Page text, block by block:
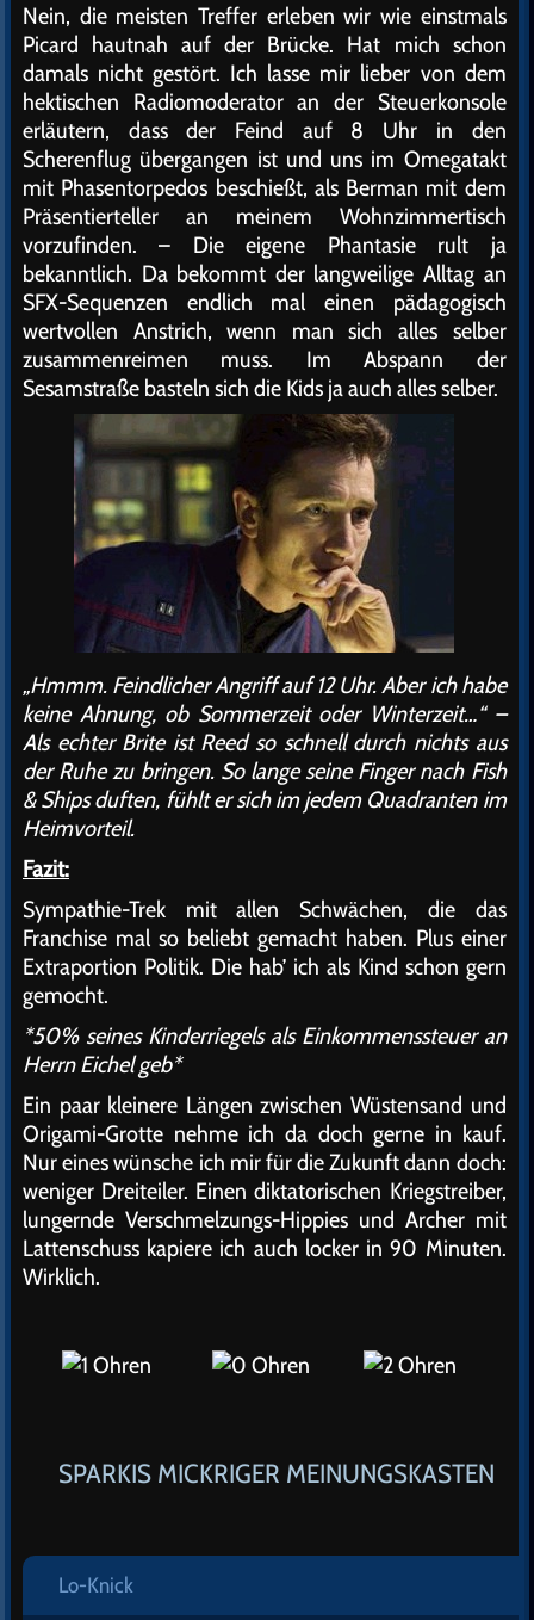
Nein, die meisten Treffer erleben wir wie einstmals
Picard hautnah auf der Brücke. Hat mich schon
damals nicht gestört. Ich lasse mir lieber von dem
hektischen Radiomoderator an der Steuerkonsole
erläutern, dass der Feind auf 8 Uhr in den
Scherenflug übergangen ist und uns im Omegatakt
mit Phasentorpedos beschießt, als Berman mit dem
Präsentierteller an meinem Wohnzimmertisch
vorzufinden. – Die eigene Phantasie rult ja
bekanntlich. Da bekommt der langweilige Alltag an
SFX-Sequenzen endlich mal einen pädagogisch
wertvollen Anstrich, wenn man sich alles selber
zusammenreimen muss. Im Abspann der
Sesamstraße basteln sich die Kids ja auch alles selber.
„Hmmm. Feindlicher Angriff auf 12 Uhr. Aber ich habe
keine Ahnung, ob Sommerzeit oder Winterzeit…“ –
Als echter Brite ist Reed so schnell durch nichts aus
der Ruhe zu bringen. So lange seine Finger nach Fish
& Ships duften, fühlt er sich im jedem Quadranten im
Heimvorteil.
Fazit:
Sympathie-Trek mit allen Schwächen, die das
Franchise mal so beliebt gemacht haben. Plus einer
Extraportion Politik. Die hab’ ich als Kind schon gern
gemocht.
*50% seines Kinderriegels als Einkommenssteuer an
Herrn Eichel geb*
Ein paar kleinere Längen zwischen Wüstensand und
Origami-Grotte nehme ich da doch gerne in kauf.
Nur eines wünsche ich mir für die Zukunft dann doch:
weniger Dreiteiler. Einen diktatorischen Kriegstreiber,
lungernde Verschmelzungs-Hippies und Archer mit
Lattenschuss kapiere ich auch locker in 90 Minuten.
Wirklich.
SPARKIS MICKRIGER MEINUNGSKASTEN
Lo-Knick